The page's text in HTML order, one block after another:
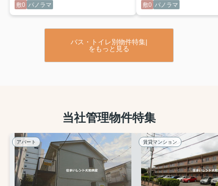
敷0 パノラマ 敷0 パノラマ
バス・トイレ別物件特集|
をもっと見る
当社管理物件特集
アパート 賃貸マンション